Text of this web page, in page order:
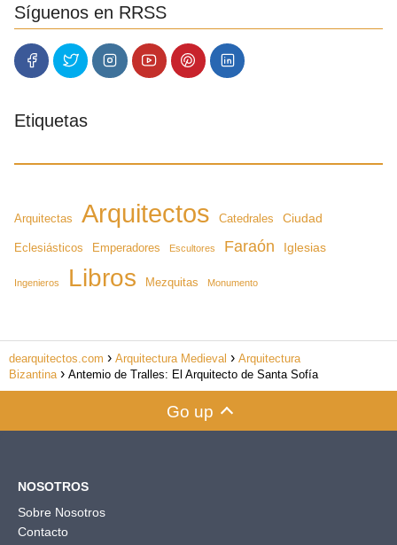
Síguenos en RRSS
Etiquetas
Arquitectas Arquitectos Catedrales Ciudad
Eclesiásticos Emperadores Escultores Faraón Iglesias
Ingenieros Libros Mezquitas Monumento
dearquitectos.com Arquitectura Medieval
Arquitectura
Bizantina
Antemio de Tralles: El Arquitecto de Santa Sofía
Go up
NOSOTROS
Sobre Nosotros
Contacto